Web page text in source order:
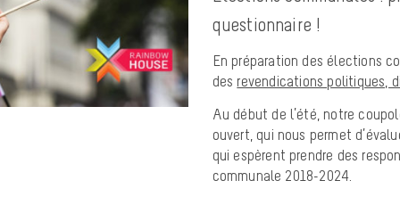
questionnaire !
En préparation des élections
des revendications politiques,
Au début de l’été, notre
ouvert, qui nous permet
qui espèrent prendre des
communale 2018-2024.